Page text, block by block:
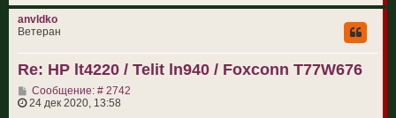
е
anvldko
Ветеран
Re: HP lt4220 / Telit ln940 / Foxconn T77W676
Сообщение: # 2742С
24 дек 2020, 13:58